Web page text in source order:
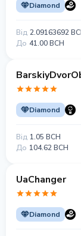
Diamond
Від 2.09163692
До 41.00 BCH
Diamond
Від 1.05 BCH
До 104.62 BCH
UaChanger
Diamond